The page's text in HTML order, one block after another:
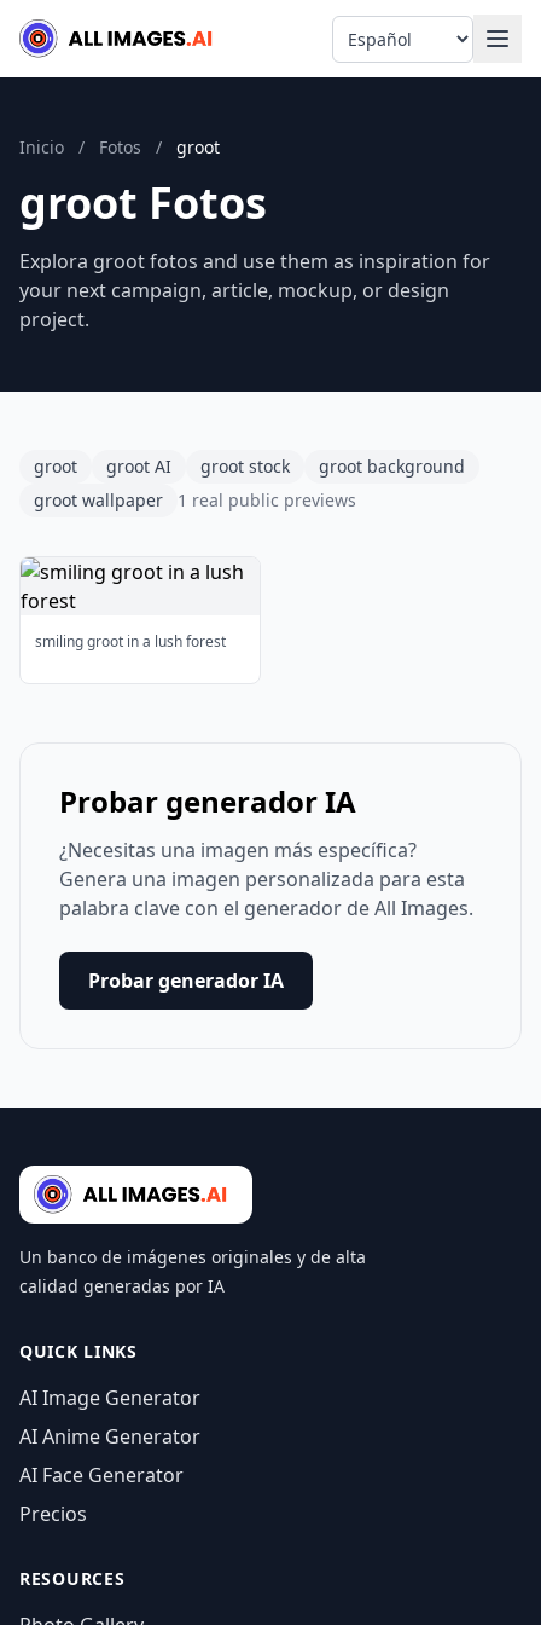
Language
Inicio / Fotos / groot
groot Fotos
Explora groot fotos and use them as inspiration for
your next campaign, article, mockup, or design
project.
groot groot AI groot stock
groot background
groot wallpaper
1 real public previews
smiling groot in a lush forest
Probar generador IA
¿Necesitas una imagen más específica?
Genera una imagen personalizada para esta
palabra clave con el generador de All Images.
Probar generador IA
Un banco de imágenes originales y de alta
calidad generadas por IA
QUICK LINKS
AI Image Generator
AI Anime Generator
AI Face Generator
Precios
RESOURCES